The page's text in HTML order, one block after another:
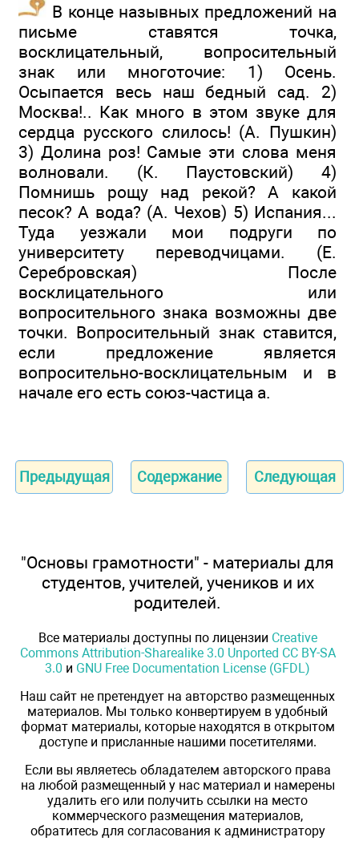
В конце назывных предложений на
письме ставятся точка,
восклицательный, вопросительный
знак или многоточие: 1) Осень.
Осыпается весь наш бедный сад. 2)
Москва!.. Как много в этом звуке для
сердца русского слилось! (А. Пушкин)
3) Долина роз! Самые эти слова меня
волновали. (К. Паустовский) 4)
Помнишь рощу над рекой? А какой
песок? А вода? (А. Чехов) 5) Испания...
Туда уезжали мои подруги по
университету переводчицами. (Е.
Серебровская) После
восклицательного или
вопросительного знака возможны две
точки. Вопросительный знак ставится,
если предложение является
вопросительно-восклицательным и в
начале его есть союз-частица а.
Предыдущая Содержание Следующая
"Основы грамотности" - материалы для
студентов, учителей, учеников и их
родителей.
Все материалы доступны по лицензии Creative
Commons Attribution-Sharealike 3.0 Unported CC BY-SA
3.0 и GNU Free Documentation License (GFDL)
Наш сайт не претендует на авторство размещенных
материалов. Мы только конвертируем в удобный
формат материалы, которые находятся в открытом
доступе и присланные нашими посетителями.
Если вы являетесь обладателем авторского права
на любой размещенный у нас материал и намерены
удалить его или получить ссылки на место
коммерческого размещения материалов,
обратитесь для согласования к администратору